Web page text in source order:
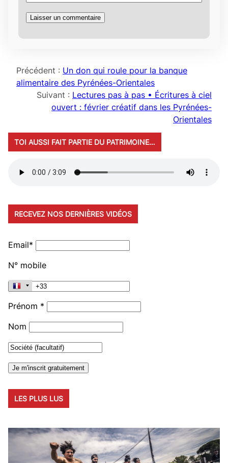
Précédent : Un don qui roule pour la banque
alimentaire des Pyrénées-Orientales
Suivant : Lectures pas à pas • Écritures à ciel
ouvert : février créatif dans les Pyrénées-
Orientales
TOI AUSSI FAIT PARTIE DU PATRIMOINE…
RECEVEZ NOS DERNIÈRES VIDÉOS
Email*
N° mobile
Prénom *
Nom
LES PLUS LUS